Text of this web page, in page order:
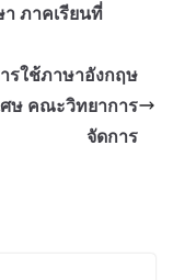
ภาคเรียนที่
รใช้ภาษาอังกฤษ
ษ คณะวิทยาการ
จัดการ